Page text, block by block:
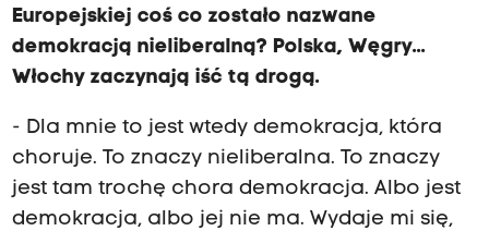
Europejskiej coś co zostało nazwane
demokracją nieliberalną? Polska, Węgry...
Włochy zaczynają iść tą drogą.
- Dla mnie to jest wtedy demokracja, która
choruje. To znaczy nieliberalna. To znaczy
jest tam trochę chora demokracja. Albo jest
demokracja, albo jej nie ma. Wydaje mi się,